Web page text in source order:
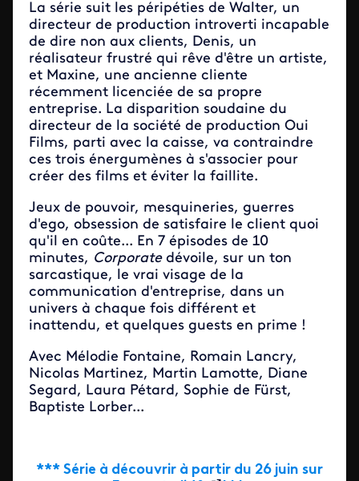
​​La série suit les péripéties de Walter, un
directeur de production introverti incapable
de dire non aux clients, Denis, un
réalisateur frustré qui rêve d'être un artiste,
et Maxine, une ancienne cliente
récemment licenciée de sa propre
entreprise. La disparition soudaine du
directeur de la société de production Oui
Films, parti avec la caisse, va contraindre
ces trois énergumènes à s'associer pour
créer des films et éviter la faillite.
Jeux de pouvoir, mesquineries, guerres
d'ego, obsession de satisfaire le client quoi
qu'il en coûte... En 7 épisodes de 10
minutes, Corporatedévoile, sur un ton
sarcastique, le vrai visage de la
communication d'entreprise, dans un
univers à chaque fois différent et
inattendu, et quelques guests en prime !
Avec Mélodie Fontaine, Romain Lancry,
Nicolas Martinez, Martin Lamotte, Diane
Segard, Laura Pétard, Sophie de Fürst,
Baptiste Lorber...
*** Série à découvrir à partir du 26 juin sur